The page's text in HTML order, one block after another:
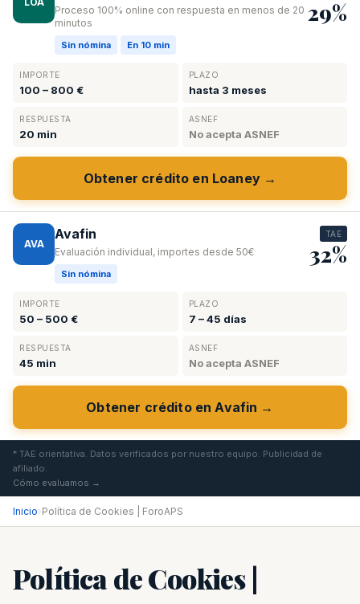
Proceso 100% online con respuesta en menos de 20
minutos
Sin nómina En 10 min
29%
IMPORTE
100 – 800 €
PLAZO
hasta 3 meses
RESPUESTA
20 min
ASNEF
No acepta ASNEF
Obtener crédito en Loaney →
AVA
Avafin
Evaluación individual, importes desde 50€
Sin nómina
TAE
32%
IMPORTE
50 – 500 €
PLAZO
7 – 45 días
RESPUESTA
45 min
ASNEF
No acepta ASNEF
Obtener crédito en Avafin →
* TAE orientativa. Datos verificados por nuestro equipo. Publicidad de
afiliado.
Cómo evaluamos →
Inicio›Política de Cookies | ForoAPS
Política de Cookies |